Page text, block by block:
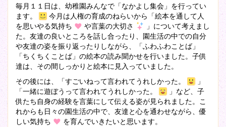
毎月１１日は、幼稚園みんなで「なかよし集会」を行ってい
ます。
今月は人権の育成のねらいから「絵本を通して人
を思いやる気持ち
や言葉の大切さ
」について考えまし
た。友達の良いところを話し合ったり、園生活の中での自分
や友達の姿を振り返ったりしながら、「ふわふわことば」
「ちくちくことば」の絵本の読み聞かせを行いました。子供
達は、その間しっかりと絵本に見入っていました。
その後には、「すごいねって言われてうれしかった。
」
「一緒に遊ぼうって言われてうれしかった。
」など、子
供たち自身の経験を言葉にして伝える姿が見られました。こ
れからも日々の園生活の中で、友達と心を通わせながら、優
しい気持ち
を育んでいきたいと思います。